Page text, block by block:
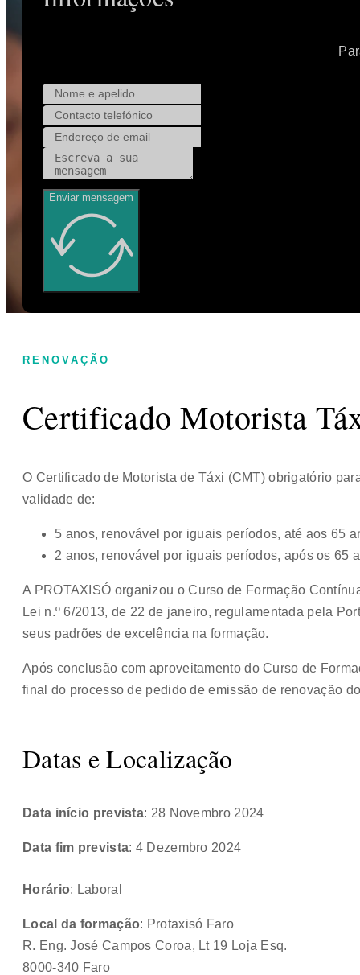
Enviar mensagem
RENOVAÇÃO
Certificado Motorista
O Certificado de Motorista de Táxi (CMT) obrigatório
validade de:
5 anos, renovável por iguais períodos, até aos 65
2 anos, renovável por iguais períodos, após os 65
A PROTAXISÓ organizou o Curso de Formação
Lei n.º 6/2013, de 22 de janeiro, regulamentada pela
seus padrões de excelência na formação.
Após conclusão com aproveitamento do Curso de
final do processo de pedido de emissão de renovação
Datas e Localização
Data início prevista: 28 Novembro 2024
Data fim prevista: 4 Dezembro 2024
Horário: Laboral
Local da formação: Protaxisó Faro
R. Eng. José Campos Coroa, Lt 19 Loja Esq.
8000-340 Faro